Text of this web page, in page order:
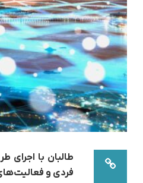
طالبان با اجرای
فردی و